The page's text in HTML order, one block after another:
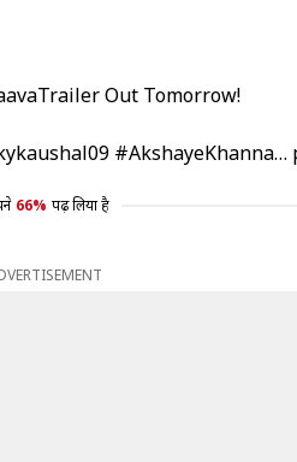
Out Tomorrow!
#AkshayeKhanna…
66% पढ़ लिया है